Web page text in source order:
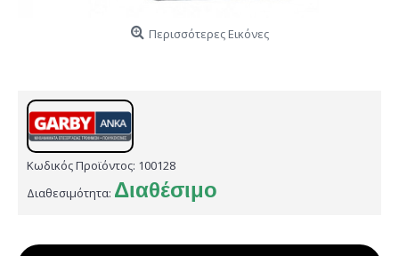
Περισσότερες Εικόνες
Κωδικός Προϊόντος: 100128
Διαθεσιμότητα: Διαθέσιμο